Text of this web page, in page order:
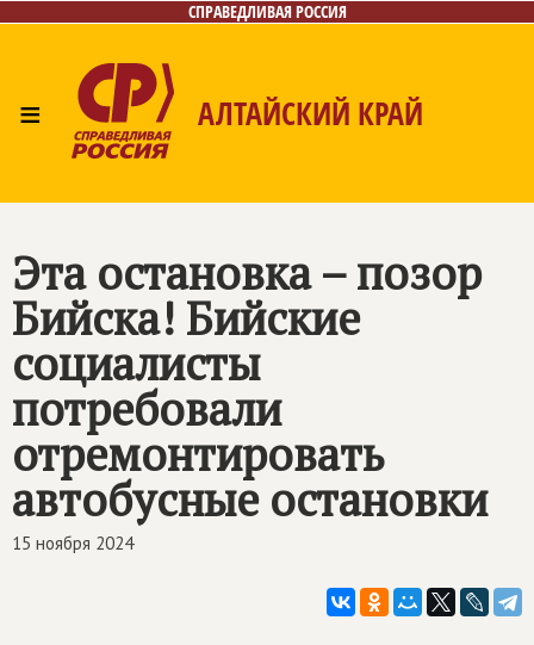
СПРАВЕДЛИВАЯ РОССИЯ
≡ АЛТАЙСКИЙ КРАЙ
Эта остановка – позор
Бийска! Бийские
социалисты
потребовали
отремонтировать
автобусные остановки
15 ноября 2024